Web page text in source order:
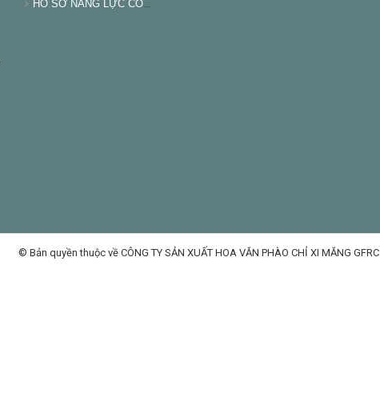
HỒ SƠ NĂNG LỰC CÔNG TY
© Bản quyền thuộc về CÔNG TY SẢN XUẤT HOA VĂN PHÀO CHỈ XI MĂNG GFRC